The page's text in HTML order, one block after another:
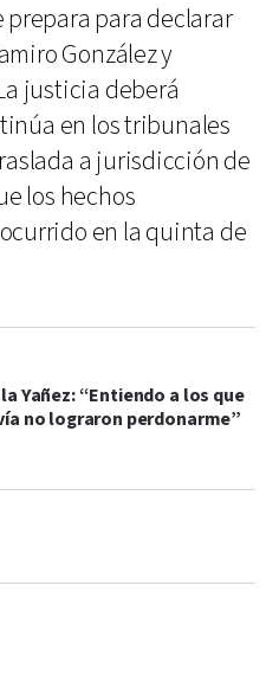
prepara para declarar
González y
justicia deberá
en los tribunales
a jurisdicción de
los hechos
en la quinta de
Yañez: “Entiendo a los que
no lograron perdonarme”